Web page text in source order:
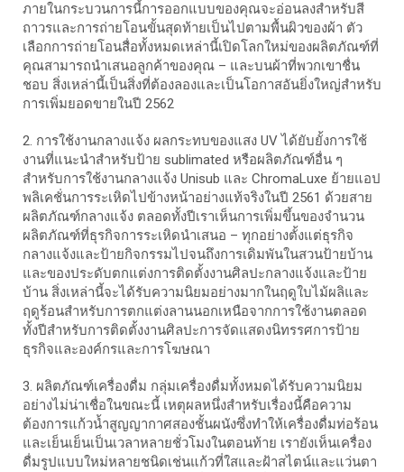
ภายในกระบวนการนี้การออกแบบของคุณจะอ่อนลงสำหรับสี
ถาวรและการถ่ายโอนขั้นสุดท้ายเป็นไปตามพื้นผิวของผ้า ตัว
เลือกการถ่ายโอนสื่อทั้งหมดเหล่านี้เปิดโลกใหม่ของผลิตภัณฑ์ที่
คุณสามารถนำเสนอลูกค้าของคุณ – และบนผ้าที่พวกเขาชื่น
ชอบ สิ่งเหล่านี้เป็นสิ่งที่ต้องลองและเป็นโอกาสอันยิ่งใหญ่สำหรับ
การเพิ่มยอดขายในปี 2562
2. การใช้งานกลางแจ้ง ผลกระทบของแสง UV ได้ยับยั้งการใช้
งานที่แนะนำสำหรับป้าย sublimated หรือผลิตภัณฑ์อื่น ๆ
สำหรับการใช้งานกลางแจ้ง Unisub และ ChromaLuxe ย้ายแอป
พลิเคชั่นการระเหิดไปข้างหน้าอย่างแท้จริงในปี 2561 ด้วยสาย
ผลิตภัณฑ์กลางแจ้ง ตลอดทั้งปีเราเห็นการเพิ่มขึ้นของจำนวน
ผลิตภัณฑ์ที่ธุรกิจการระเหิดนำเสนอ – ทุกอย่างตั้งแต่ธุรกิจ
กลางแจ้งและป้ายกิจกรรมไปจนถึงการเดิมพันในสวนป้ายบ้าน
และของประดับตกแต่งการติดตั้งงานศิลปะกลางแจ้งและป้าย
บ้าน สิ่งเหล่านี้จะได้รับความนิยมอย่างมากในฤดูใบไม้ผลิและ
ฤดูร้อนสำหรับการตกแต่งลานนอกเหนือจากการใช้งานตลอด
ทั้งปีสำหรับการติดตั้งงานศิลปะการจัดแสดงนิทรรศการป้าย
ธุรกิจและองค์กรและการโฆษณา
3. ผลิตภัณฑ์เครื่องดื่ม กลุ่มเครื่องดื่มทั้งหมดได้รับความนิยม
อย่างไม่น่าเชื่อในขณะนี้ เหตุผลหนึ่งสำหรับเรื่องนี้คือความ
ต้องการแก้วน้ำสูญญากาศสองชั้นผนังซึ่งทำให้เครื่องดื่มท่อร้อน
และเย็นเย็นเป็นเวลาหลายชั่วโมงในตอนท้าย เรายังเห็นเครื่อง
ดื่มรูปแบบใหม่หลายชนิดเช่นแก้วที่ใสและฝ้าสไตน์และแว่นตา